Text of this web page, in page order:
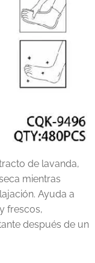
de lavanda,
mientras
Ayuda a
frescos,
después de un